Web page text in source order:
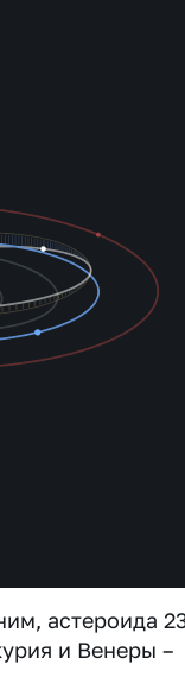
астероида
и Венеры –